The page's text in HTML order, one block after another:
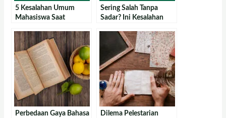
5 Kesalahan Umum
Mahasiswa Saat
Mengatasinya
Sering Salah Tanpa
Sadar? Ini Kesalahan
Perbedaan Gaya Bahasa
Dilema Pelestarian